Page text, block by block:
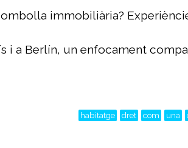
immobiliària?
i a Berlín, un enfocament
habitatge dret com una